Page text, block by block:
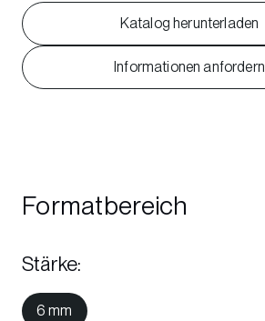
Katalog herunterladen
Informationen anfordern
Formatbereich
Stärke:
6 mm